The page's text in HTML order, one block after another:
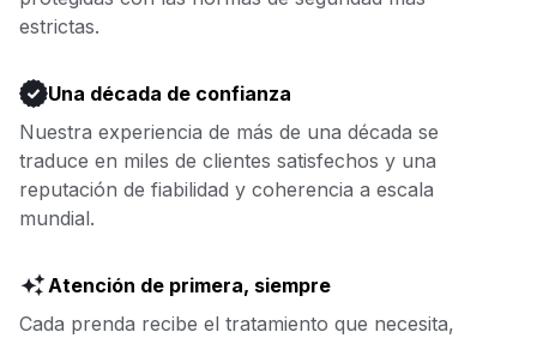
Reserva ahora
estrictas.
Una década de confianza
Nuestra experiencia de más de una década se
traduce en miles de clientes satisfechos y una
reputación de fiabilidad y coherencia a escala
mundial.
Atención de primera, siempre
Cada prenda recibe el tratamiento que necesita,